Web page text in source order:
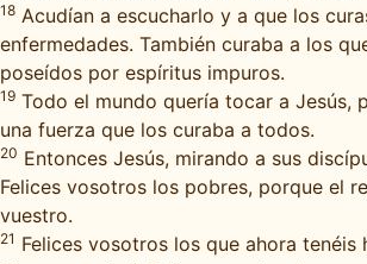
18 Acudían a escucharlo y a que los
enfermedades. También curaba a los
poseídos por espíritus impuros.
19 Todo el mundo quería tocar a Jesús,
una fuerza que los curaba a todos.
20 Entonces Jesús, mirando a sus
Felices vosotros los pobres, porque el
vuestro.
21 Felices vosotros los que ahora tenéis